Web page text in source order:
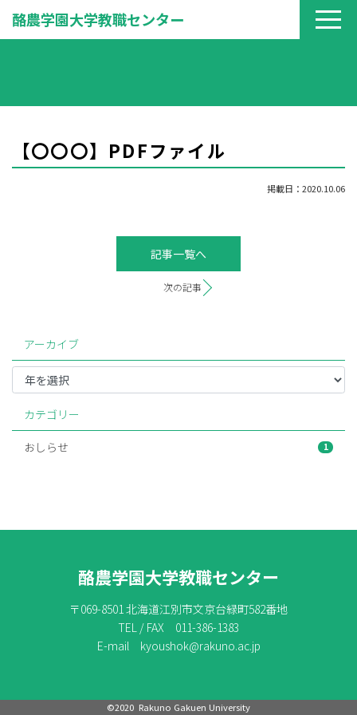
酪農学園大学教職センター
【〇〇〇】PDFファイル
掲載日：2020.10.06
記事一覧へ
次の記事
アーカイブ
カテゴリー
おしらせ 1
酪農学園大学教職センター
〒069-8501 北海道江別市文京台緑町582番地
TEL / FAX 011-386-1383
E-mail kyoushok@rakuno.ac.jp
©2020 Rakuno Gakuen University